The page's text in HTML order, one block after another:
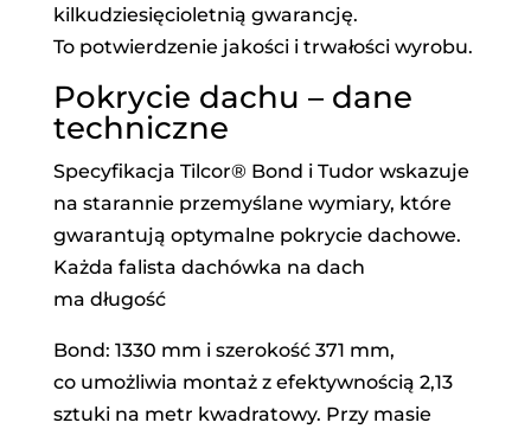
kilkudziesięcioletnią gwarancję.
To potwierdzenie jakości i trwałości wyrobu.
Pokrycie dachu – dane
techniczne
Specyfikacja Tilcor® Bond i Tudor wskazuje
na starannie przemyślane wymiary, które
gwarantują optymalne pokrycie dachowe.
Każda falista dachówka na dach
ma długość
Bond: 1330 mm i szerokość 371 mm,
co umożliwia montaż z efektywnością 2,13
sztuki na metr kwadratowy. Przy masie